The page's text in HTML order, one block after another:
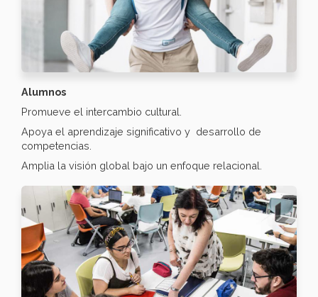
Alumnos
Promueve el intercambio cultural.
Apoya el aprendizaje significativo y desarrollo de
competencias.
Amplia la visión global bajo un enfoque relacional.